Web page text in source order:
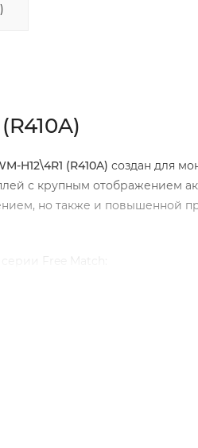
H12\4R1 (R410A) создан для
с крупным отображением
но также и повышенной
Free Match: